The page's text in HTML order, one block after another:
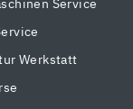
Service
Werkstatt